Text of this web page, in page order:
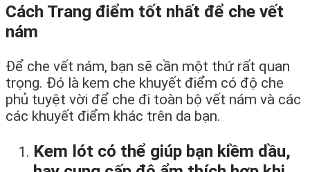
Cách Trang điểm tốt nhất để che vết
nám
Để che vết nám, bạn sẽ cần một thứ rất quan
trọng. Đó là kem che khuyết điểm có độ che
phủ tuyệt vời để che đi toàn bộ vết nám và các
các khuyết điểm khác trên da bạn.
Kem lót có thể giúp bạn kiềm dầu,